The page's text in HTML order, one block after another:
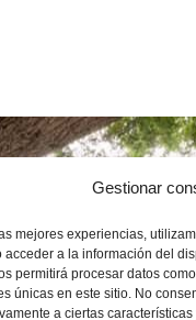
Gestionar
mejores experiencias,
acceder a la información del
permitirá procesar datos
únicas en este sitio. No
a ciertas
en Ciencias
Pedro Cerbuna, 12, 50009
762 972